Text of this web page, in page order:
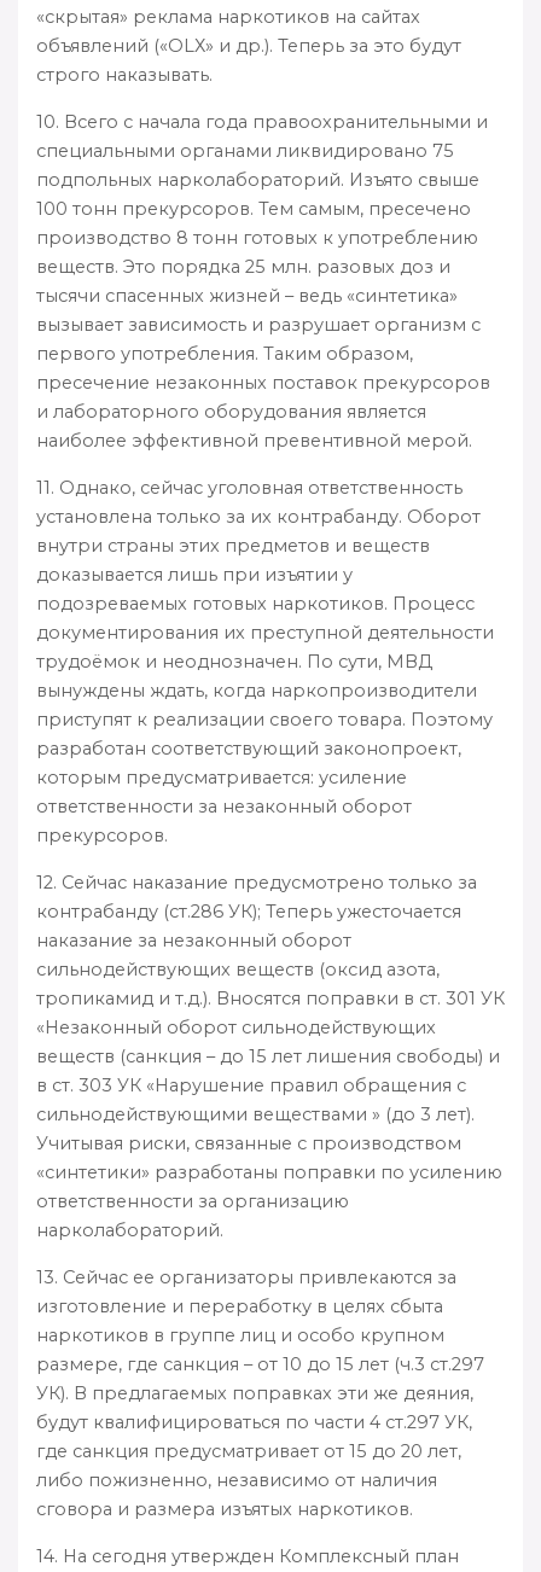
«скрытая» реклама наркотиков на сайтах
объявлений («ОLХ» и др.). Теперь за это будут
строго наказывать.
10. Всего с начала года правоохранительными и
специальными органами ликвидировано 75
подпольных нарколабораторий. Изъято свыше
100 тонн прекурсоров. Тем самым, пресечено
производство 8 тонн готовых к употреблению
веществ. Это порядка 25 млн. разовых доз и
тысячи спасенных жизней – ведь «синтетика»
вызывает зависимость и разрушает организм с
первого употребления. Таким образом,
пресечение незаконных поставок прекурсоров
и лабораторного оборудования является
наиболее эффективной превентивной мерой.
11. Однако, сейчас уголовная ответственность
установлена только за их контрабанду. Оборот
внутри страны этих предметов и веществ
доказывается лишь при изъятии у
подозреваемых готовых наркотиков. Процесс
документирования их преступной деятельности
трудоёмок и неоднозначен. По сути, МВД
вынуждены ждать, когда наркопроизводители
приступят к реализации своего товара. Поэтому
разработан соответствующий законопроект,
которым предусматривается: усиление
ответственности за незаконный оборот
прекурсоров.
12. Сейчас наказание предусмотрено только за
контрабанду (ст.286 УК); Теперь ужесточается
наказание за незаконный оборот
сильнодействующих веществ (оксид азота,
тропикамид и т.д.). Вносятся поправки в ст. 301 УК
«Незаконный оборот сильнодействующих
веществ (санкция – до 15 лет лишения свободы) и
в ст. 303 УК «Нарушение правил обращения с
сильнодействующими веществами » (до 3 лет).
Учитывая риски, связанные с производством
«синтетики» разработаны поправки по усилению
ответственности за организацию
нарколабораторий.
13. Сейчас ее организаторы привлекаются за
изготовление и переработку в целях сбыта
наркотиков в группе лиц и особо крупном
размере, где санкция – от 10 до 15 лет (ч.3 ст.297
УК). В предлагаемых поправках эти же деяния,
будут квалифицироваться по части 4 ст.297 УК,
где санкция предусматривает от 15 до 20 лет,
либо пожизненно, независимо от наличия
сговора и размера изъятых наркотиков.
14. На сегодня утвержден Комплексный план